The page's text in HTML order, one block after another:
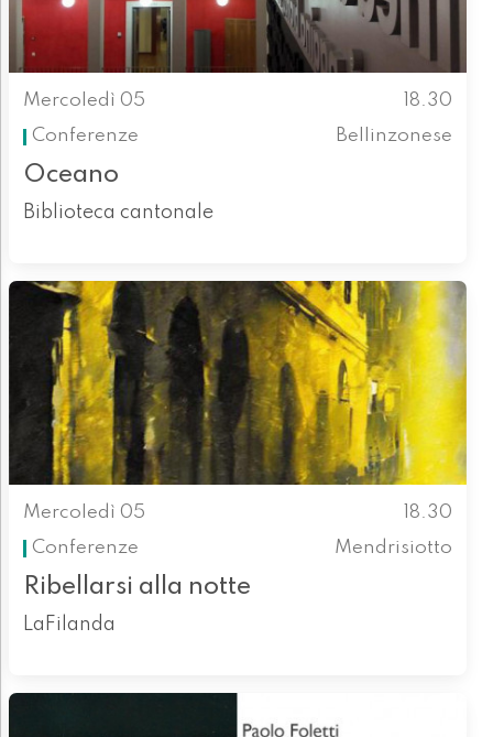
Mercoledì 05
18.30
Conferenze
Bellinzonese
Oceano
Biblioteca cantonale
Mercoledì 05
18.30
Conferenze
Mendrisiotto
Ribellarsi alla notte
LaFilanda